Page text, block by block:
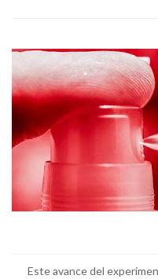
Este avance del